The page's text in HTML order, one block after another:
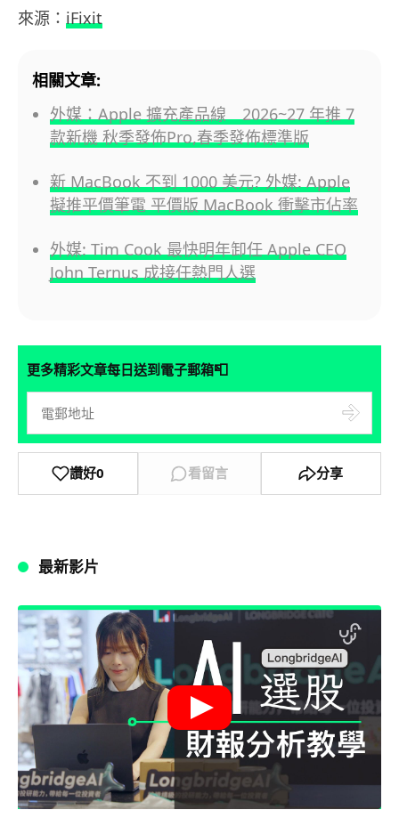
來源： iFixit
相關文章:
外媒：Apple 擴充產品線 2026~27 年推 7
款新機 秋季發佈Pro,春季發佈標準版
新 MacBook 不到 1000 美元? 外媒: Apple
擬推平價筆電 平價版 MacBook 衝擊市佔率
外媒: Tim Cook 最快明年卸任 Apple CEO
John Ternus 成接任熱門人選
更多精彩文章每日送到電子郵箱📮
讚好0 看留言 分享
最新影片